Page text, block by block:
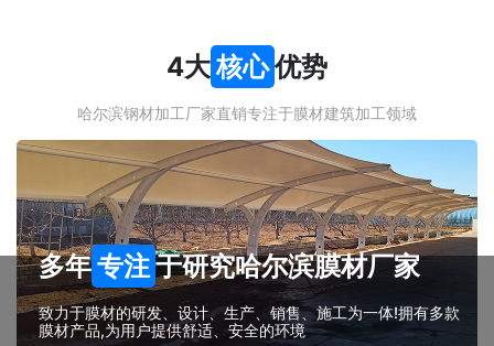
4大核心优势
哈尔滨钢材加工厂家直销专注于膜材建筑加工领域
多年专注于研究哈尔滨膜材厂家
致力于膜材的研发、设计、生产、销售、施工为一体!拥有多款
膜材产品,为用户提供舒适、安全的环境